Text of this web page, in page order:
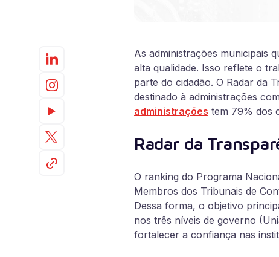
As administrações municipais
alta qualidade. Isso reflete o
parte do cidadão. O Radar da
destinado à administrações
administrações tem 79% dos
Radar da
O ranking do Programa
Membros dos Tribunais de
Dessa forma, o objetivo
nos três níveis de governo
fortalecer a confiança nas